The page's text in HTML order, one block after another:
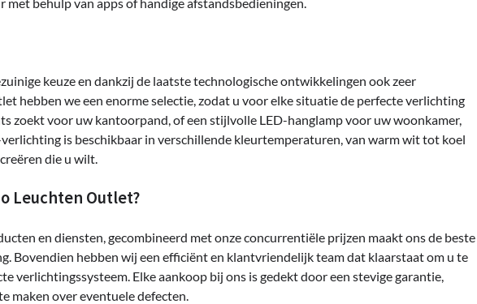
keuze en dankzij de laatste technologische ontwikkelingen ook zeer
hebben we een enorme selectie, zodat u voor elke situatie de perfecte verlichting
zoekt voor uw kantoorpand, of een stijlvolle LED-hanglamp voor uw woonkamer,
is beschikbaar in verschillende kleurtemperaturen, van warm wit tot koel
die u wilt.
Leuchten Outlet?
en diensten, gecombineerd met onze concurrentiële prijzen maakt ons de beste
Bovendien hebben wij een efficiënt en klantvriendelijk team dat klaarstaat om u te
verlichtingssysteem. Elke aankoop bij ons is gedekt door een stevige garantie,
maken over eventuele defecten.